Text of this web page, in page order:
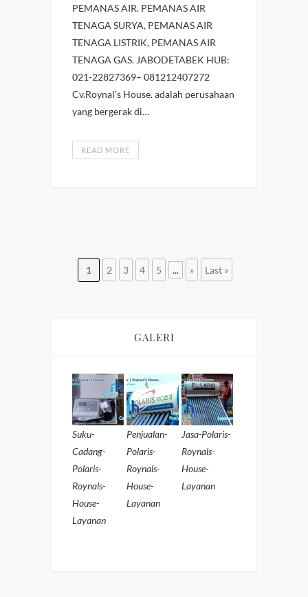
PEMANAS AIR. PEMANAS AIR
TENAGA SURYA, PEMANAS AIR
TENAGA LISTRIK, PEMANAS AIR
TENAGA GAS. JABODETABEK HUB:
021-22827369– 081212407272
Cv.Roynal’s House. adalah perusahaan
yang bergerak di…
READ MORE
1 2 3 4 5 ... » Last »
GALERI
Suku-
Cadang-
Polaris-
Roynals-
House-
Layanan
Penjualan-
Polaris-
Roynals-
House-
Layanan
Jasa-Polaris-
Roynals-
House-
Layanan